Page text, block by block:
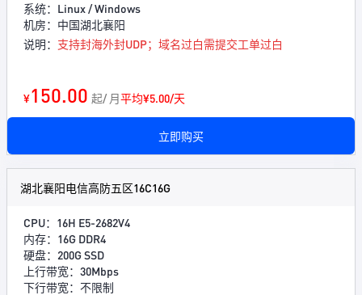
系统：Linux / Windows
机房：中国湖北襄阳
说明： 支持封海外封UDP；域名过白需提交工单过白
¥150.00 起/ 月平均¥5.00/天
立即购买
湖北襄阳电信高防五区16C16G
CPU：16H E5-2682V4
内存：16G DDR4
硬盘：200G SSD
上行带宽：30Mbps
下行带宽：不限制